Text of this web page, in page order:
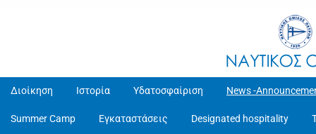
Διοίκηση Ιστορία Υδατοσφαίριση News -
Summer Camp Εγκαταστάσεις Designated hospitality